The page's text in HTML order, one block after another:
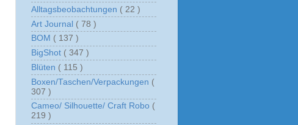
Alltagsbeobachtungen ( 22 )
Art Journal ( 78 )
BOM ( 137 )
BigShot ( 347 )
Blüten ( 115 )
Boxen/Taschen/Verpackungen (
307 )
Cameo/ Silhouette/ Craft Robo (
219 )